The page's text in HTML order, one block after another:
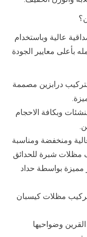
عالية وباستخدام
بأعلى معايير الجودة
درابزين مصممة
وبكافة الاحجام
ومنخفضة ومناسبة
مظلات شبرة للحدائق
مميزة بواسطة حداد
مظلات كيسبان
وضواحيها